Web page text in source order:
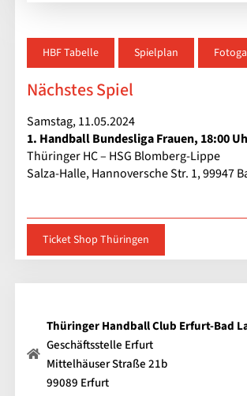
HBF Tabelle Spielplan
Nächstes Spiel
Samstag, 11.05.2024
1. Handball Bundesliga Frauen, 18:00
Thüringer HC – HSG Blomberg-Lippe
Salza-Halle, Hannoversche Str. 1, 99947
Ticket Shop Thüringen
Thüringer Handball Club Erfurt-Bad
Geschäftsstelle Erfurt
Mittelhäuser Straße 21b
99089 Erfurt